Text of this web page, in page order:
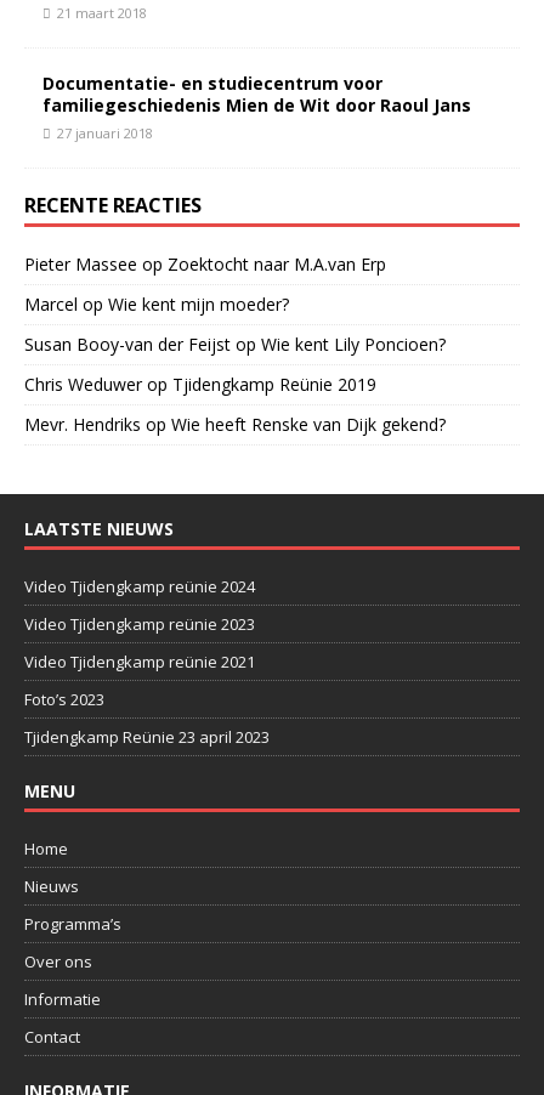
21 maart 2018
Documentatie- en studiecentrum voor
familiegeschiedenis Mien de Wit door Raoul Jans
27 januari 2018
RECENTE REACTIES
Pieter Massee op Zoektocht naar M.A.van Erp
Marcel op Wie kent mijn moeder?
Susan Booy-van der Feijst op Wie kent Lily Poncioen?
Chris Weduwerop Tjidengkamp Reünie 2019
Mevr. Hendriks op Wie heeft Renske van Dijk gekend?
LAATSTE NIEUWS
Video Tjidengkamp reünie 2024
Video Tjidengkamp reünie 2023
Video Tjidengkamp reünie 2021
Foto’s 2023
Tjidengkamp Reünie 23 april 2023
MENU
Home
Nieuws
Programma’s
Over ons
Informatie
Contact